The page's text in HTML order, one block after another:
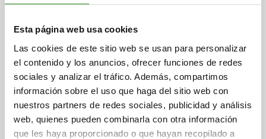
Esta página web usa cookies
Las cookies de este sitio web se usan para personalizar
el contenido y los anuncios, ofrecer funciones de redes
sociales y analizar el tráfico. Además, compartimos
información sobre el uso que haga del sitio web con
nuestros partners de redes sociales, publicidad y análisis
web, quienes pueden combinarla con otra información
que les haya proporcionado o que hayan recopilado a
DETALLES
29014 inch